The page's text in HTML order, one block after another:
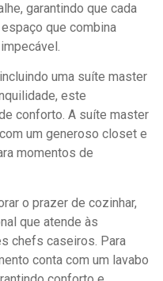
garantindo que cada
que combina
uma suíte master
este
conforto. A suíte master
um generoso closet e
momentos de
o prazer de cozinhar,
que atende às
chefs caseiros. Para
conta com um lavabo